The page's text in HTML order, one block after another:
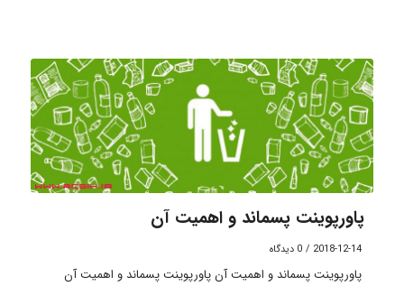
پاورپوینت پسماند و اهمیت آن
2018-12-14
/ 0 دیدگاه
پاورپوینت پسماند و اهمیت آن پاورپوینت پسماند و اهمیت آن